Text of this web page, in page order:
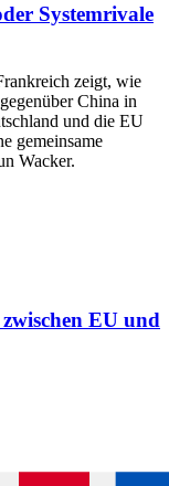
Systemrivale
zeigt, wie
China in
und die EU
gemeinsame
Wacker.
EU und